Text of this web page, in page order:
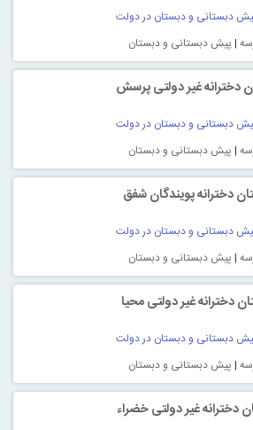
دبستانی و دبستان در دولت
| پیش دبستانی و دبستان
دخترانه غیر دولتی پرسش
دبستانی و دبستان در دولت
| پیش دبستانی و دبستان
دخترانه پویندگان شفق
دبستانی و دبستان در دولت
| پیش دبستانی و دبستان
دخترانه غیر دولتی محیا
دبستانی و دبستان در دولت
| پیش دبستانی و دبستان
دخترانه غیر دولتی خضراء